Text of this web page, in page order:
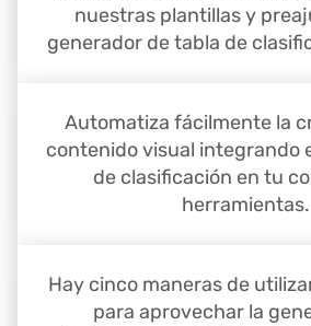
nuestras plantillas y
generador de tabla de
Automatiza fácilmente la
contenido visual integrando
de clasificación en tu
herramientas.
Hay cinco maneras de
para aprovechar la